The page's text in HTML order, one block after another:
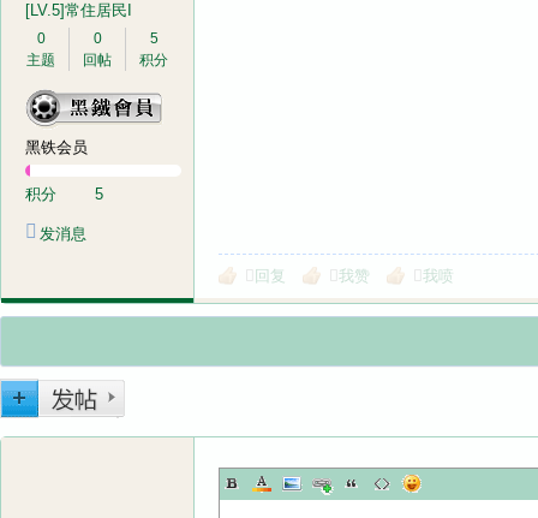
[LV.5]常住居民I
0
主题
0
回帖
5
积分
黑铁会员
积分 5
发消息
回复 我赞 我喷